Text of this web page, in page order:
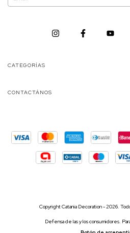
CATEGORÍAS
CONTACTÁNOS
Copyright Catania Decoration - 2026.
Defensa de las y los consumidores.